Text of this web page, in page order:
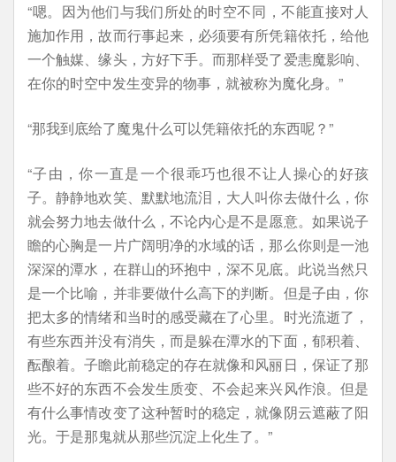
“嗯。因为他们与我们所处的时空不同，不能直接对人
施加作用，故而行事起来，必须要有所凭籍依托，给他
一个触媒、缘头，方好下手。而那样受了爱恚魔影响、
在你的时空中发生变异的物事，就被称为魔化身。”
“那我到底给了魔鬼什么可以凭籍依托的东西呢？”
“子由，你一直是一个很乖巧也很不让人操心的好孩
子。静静地欢笑、默默地流泪，大人叫你去做什么，你
就会努力地去做什么，不论内心是不是愿意。如果说子
瞻的心胸是一片广阔明净的水域的话，那么你则是一池
深深的潭水，在群山的环抱中，深不见底。此说当然只
是一个比喻，并非要做什么高下的判断。但是子由，你
把太多的情绪和当时的感受藏在了心里。时光流逝了，
有些东西并没有消失，而是躲在潭水的下面，郁积着、
酝酿着。子瞻此前稳定的存在就像和风丽日，保证了那
些不好的东西不会发生质变、不会起来兴风作浪。但是
有什么事情改变了这种暂时的稳定，就像阴云遮蔽了阳
光。于是那鬼就从那些沉淀上化生了。”